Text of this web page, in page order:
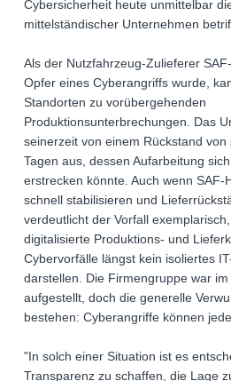
Cybersicherheit heute unmittelbar
mittelständischer Unternehmen
Als der Nutzfahrzeug-Zulieferer
Opfer eines Cyberangriffs wurde,
Standorten zu vorübergehenden
Produktionsunterbrechungen. Das
seinerzeit von einem Rückstand von
Tagen aus, dessen Aufarbeitung
erstrecken könnte. Auch wenn SAF-
schnell stabilisieren und
verdeutlicht der Vorfall
digitalisierte Produktions- und
Cybervorfälle längst kein isoliertes
darstellen. Die Firmengruppe war
aufgestellt, doch die generelle
bestehen: Cyberangriffe können
"In solch einer Situation ist es
Transparenz zu schaffen, die Lage